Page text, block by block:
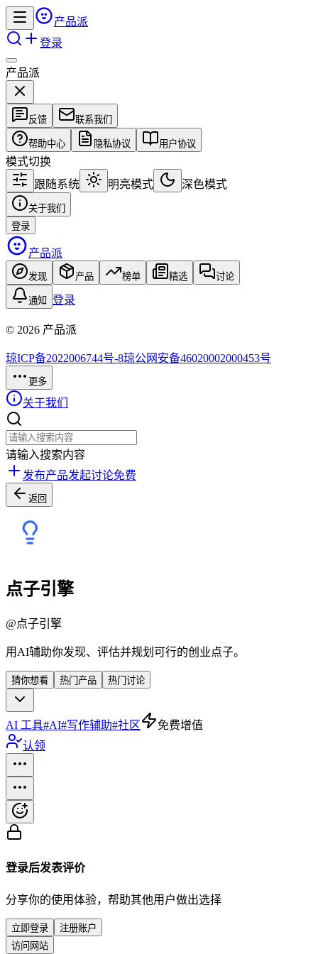
产品派
登录
产品派
反馈 联系我们
帮助中心 隐私协议 用户协议
模式切换
跟随系统
明亮模式 深色模式
关于我们
登录
产品派
发现 产品 榜单 精选 讨论
通知 登录
© 2026 产品派
琼ICP备2022006744号-8琼公网安备46020002000453号
更多
关于我们
请输入搜索内容
发布产品发起讨论免费
返回
点子引擎
@点子引擎
用AI辅助你发现、评估并规划可行的创业点子。
猜你想看 热门产品 热门讨论
AI 工具#AI#写作辅助#社区
免费增值
认领
登录后发表评价
分享你的使用体验，帮助其他用户做出选择
立即登录
注册账户
访问网站